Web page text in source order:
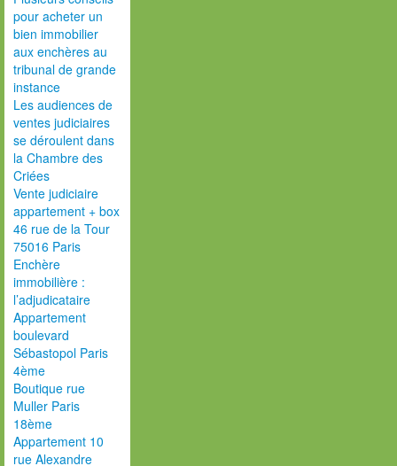
pour acheter un
bien immobilier
aux enchères au
tribunal de grande
instance
Les audiences de
ventes judiciaires
se déroulent dans
la Chambre des
Criées
Vente judiciaire
appartement + box
46 rue de la Tour
75016 Paris
Enchère
immobilière :
l’adjudicataire
Appartement
boulevard
Sébastopol Paris
4ème
Boutique rue
Muller Paris
18ème
Appartement 10
rue Alexandre